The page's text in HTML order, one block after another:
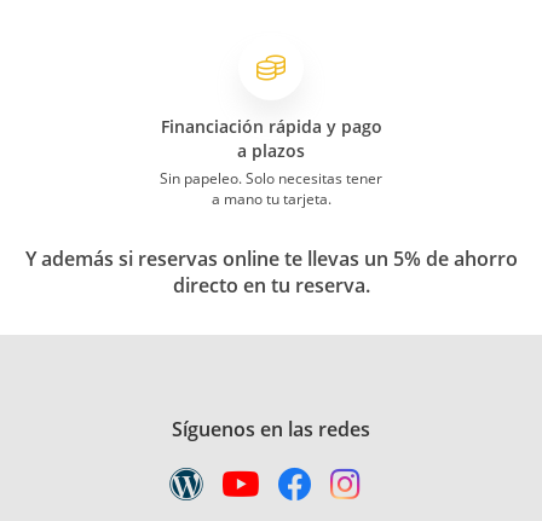
Financiación rápida y pago
a plazos
Sin papeleo. Solo necesitas tener
a mano tu tarjeta.
Y además si reservas online te llevas un 5% de ahorro
directo en tu reserva.
Síguenos en las redes